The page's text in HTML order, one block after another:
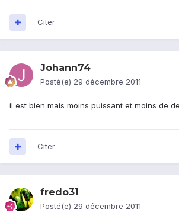
Citer
Johann74
Posté(e) 29 décembre 2011
il est bien mais moins puissant et moins de
Citer
fredo31
Posté(e) 29 décembre 2011